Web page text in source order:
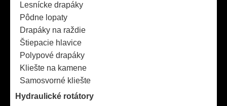
Lesnícke drapáky
Pôdne lopaty
Drapáky na raždie
Štiepacie hlavice
Polypové drapáky
Kliešte na kamene
Samosvorné kliešte
Hydraulické rotátory